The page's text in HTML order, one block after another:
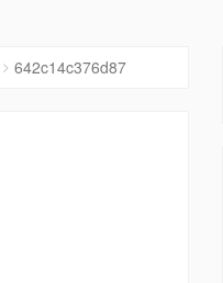
642c14c376d87